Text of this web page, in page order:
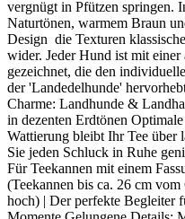
vergnügt in Pfützen springen.
Naturtönen, warmem Braun
Design die Texturen
wider. Jeder Hund ist mit
gezeichnet, die den
der 'Landedelhunde'
Charme: Landhunde &
in dezenten Erdtönen
Wattierung bleibt Ihr Tee über
Sie jeden Schluck in Ruhe
Für Teekannen mit einem
(Teekannen bis ca. 26 cm
hoch) | Der perfekte Begleiter